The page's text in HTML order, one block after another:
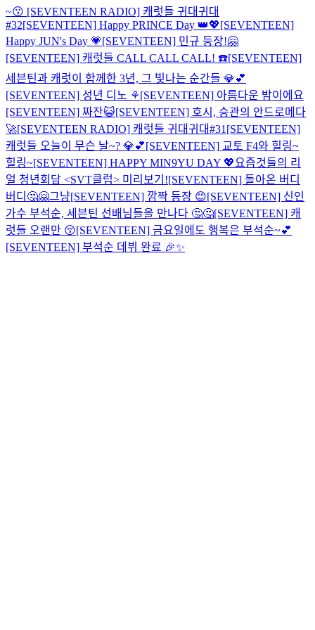
~😗 [SEVENTEEN RADIO] 캐럿들 귀대귀대
#32[SEVENTEEN] Happy PRINCE Day 👑💖[SEVENTEEN]
Happy JUN's Day 💗[SEVENTEEN] 민규 등장!🤗
[SEVENTEEN] 캐럿들 CALL CALL CALL! ☎️[SEVENTEEN]
세븐틴과 캐럿이 함께한 3년, 그 빛나는 순간들 💎💕
[SEVENTEEN] 성년 디노 ⚘[SEVENTEEN] 아름다운 밤이에요
[SEVENTEEN] 짜잔😺[SEVENTEEN] 호시, 승관의 안드로메다
🚀[SEVENTEEN RADIO] 캐럿들 귀대귀대#31 [SEVENTEEN]
캐럿들 오늘이 무슨 날~? 💎💕[SEVENTEEN] 교토 F4와 힐링~
힐링~[SEVENTEEN] HAPPY MIN9YU DAY 💖 요즘것들의 리
얼 청년회담 <SVT클럽> 미리보기![SEVENTEEN] 돌아온 버디
버디🤔🤗그냥[SEVENTEEN] 깜짝 등장 😊[SEVENTEEN] 신인
가수 부석순, 세븐틴 선배님들을 만나다 🤔🤔[SEVENTEEN] 캐
럿들 오랜만 😚[SEVENTEEN] 금요일에도 행복은 부석순~💕
[SEVENTEEN] 부석순 데뷔 완료 🎉✨